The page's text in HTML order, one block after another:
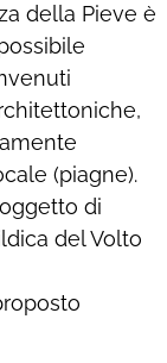
della Pieve è
(piagne).
di
del Volto